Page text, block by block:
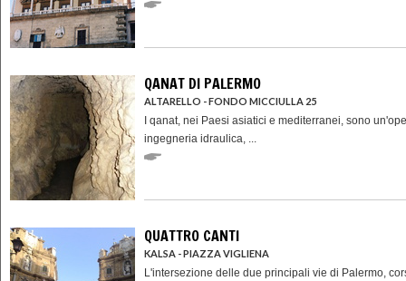
QANAT DI PALERMO
ALTARELLO - FONDO MICCIULLA 25
I qanat, nei Paesi asiatici e mediterranei, sono
ingegneria idraulica, ...
QUATTRO CANTI
KALSA - PIAZZA VIGLIENA
L'intersezione delle due principali vie di Palermo,